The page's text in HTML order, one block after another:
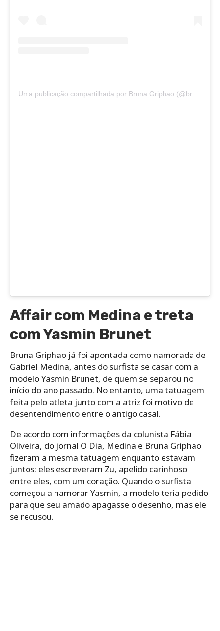
Affair com Medina e treta
com Yasmin Brunet
Bruna Griphao já foi apontada como namorada de
Gabriel Medina, antes do surfista se casar com a
modelo Yasmin Brunet, de quem se separou no
início do ano passado. No entanto, uma tatuagem
feita pelo atleta junto com a atriz foi motivo de
desentendimento entre o antigo casal.
De acordo com informações da colunista Fábia
Oliveira, do jornal O Dia, Medina e Bruna Griphao
fizeram a mesma tatuagem enquanto estavam
juntos: eles escreveram Zu, apelido carinhoso
entre eles, com um coração. Quando o surfista
começou a namorar Yasmin, a modelo teria pedido
para que seu amado apagasse o desenho, mas ele
se recusou.